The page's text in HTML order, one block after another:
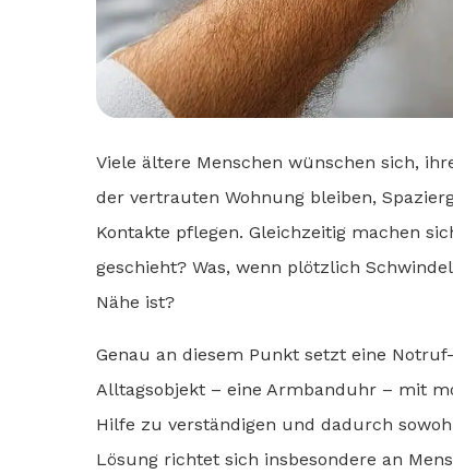
Viele ältere Menschen wünschen sich,
der vertrauten Wohnung bleiben,
Kontakte pflegen. Gleichzeitig machen
geschieht? Was, wenn plötzlich
Nähe ist?
Genau an diesem Punkt setzt eine
Alltagsobjekt – eine Armbanduhr – mit
Hilfe zu verständigen und dadurch
Lösung richtet sich insbesondere an